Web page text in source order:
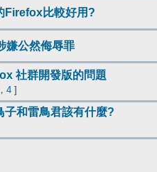
Firefox比較好用?
嫌公然侮辱罪
社群開發版的問題
， 4 ]
子和雷鳥君該有什麼?